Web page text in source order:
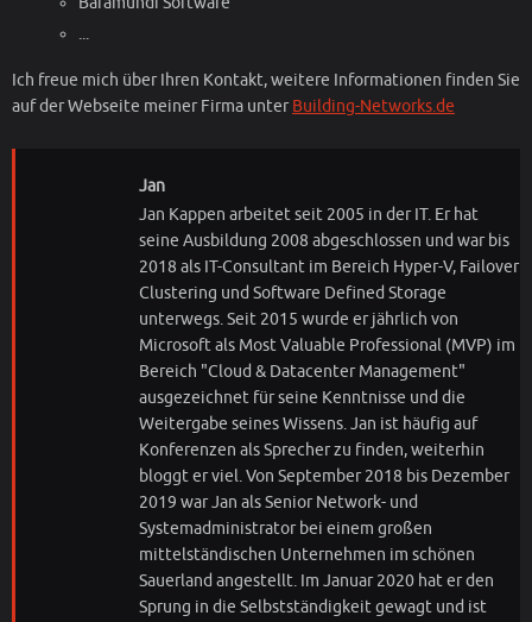
...
Ich freue mich über Ihren Kontakt, weitere Informationen finden Sie
auf der Webseite meiner Firma unter Building-Networks.de
Jan
Jan Kappen arbeitet seit 2005 in der IT. Er hat
seine Ausbildung 2008 abgeschlossen und war bis
2018 als IT-Consultant im Bereich Hyper-V, Failover
Clustering und Software Defined Storage
unterwegs. Seit 2015 wurde er jährlich von
Microsoft als Most Valuable Professional (MVP) im
Bereich "Cloud & Datacenter Management"
ausgezeichnet für seine Kenntnisse und die
Weitergabe seines Wissens. Jan ist häufig auf
Konferenzen als Sprecher zu finden, weiterhin
bloggt er viel. Von September 2018 bis Dezember
2019 war Jan als Senior Network- und
Systemadministrator bei einem großen
mittelständischen Unternehmen im schönen
Sauerland angestellt. Im Januar 2020 hat er den
Sprung in die Selbstständigkeit gewagt und ist